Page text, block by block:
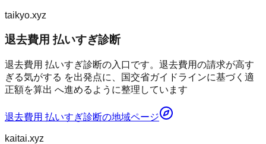
taikyo.xyz
退去費用 払いすぎ診断
退去費用 払いすぎ診断の入口です。退去費用の請求が高す
ぎる気がする を出発点に、国交省ガイドラインに基づく適
正額を算出 へ進めるように整理しています
退去費用 払いすぎ診断の地域ページ
kaitai.xyz